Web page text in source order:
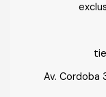
Av. Cordoba